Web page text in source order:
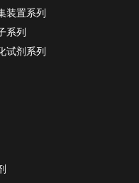
装置系列
系列
试剂系列